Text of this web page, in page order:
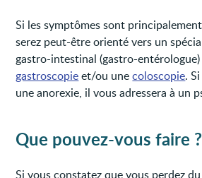
Si les symptômes sont
serez peut-être orienté vers un
gastro-intestinal (gastro-
gastroscopieet/ou unecoloscopie.
une anorexie, il vous adressera à un
Que pouvez-vous faire ?
Si vous constatez que vous perdez